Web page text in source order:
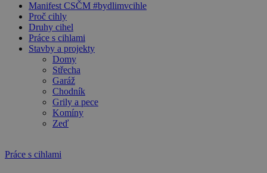
Manifest CSČM #bydlimvcihle
Proč cihly
Druhy cihel
Práce s cihlami
Stavby a projekty
Domy
Střecha
Garáž
Chodník
Grily a pece
Komíny
Zeď
Práce s cihlami